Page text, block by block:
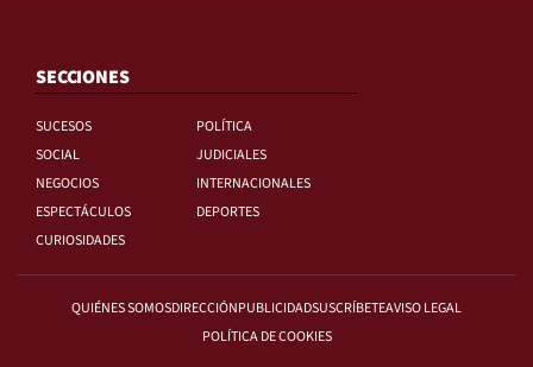
SECCIONES
SUCESOS
POLÍTICA
SOCIAL
JUDICIALES
NEGOCIOS
INTERNACIONALES
ESPECTÁCULOS
DEPORTES
CURIOSIDADES
QUIÉNES SOMOSDIRECCIÓNPUBLICIDADSUSCRÍBETEAVISO LEGAL
POLÍTICA DE COOKIES